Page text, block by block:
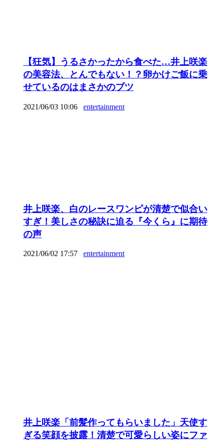
【狂気】うるさかったから食べた…井上咲楽
の美容法、とんでもない！？卵かけご飯に乗
せているのはまさかのブツ
2021/06/03 10:06 entertainment
井上咲楽、白のレースワンピが清楚で似合い
すぎ！美しさの秘訣に迫る『今くら』に期待
の声
2021/06/02 17:57 entertainment
井上咲楽「前髪作ってもらいました」天使す
ぎる笑顔を披露！清楚で可愛らしい姿にファ